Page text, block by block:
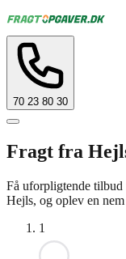
70 23 80 30
Fragt fra
Få uforpligtende
Hejls, og oplev en
1